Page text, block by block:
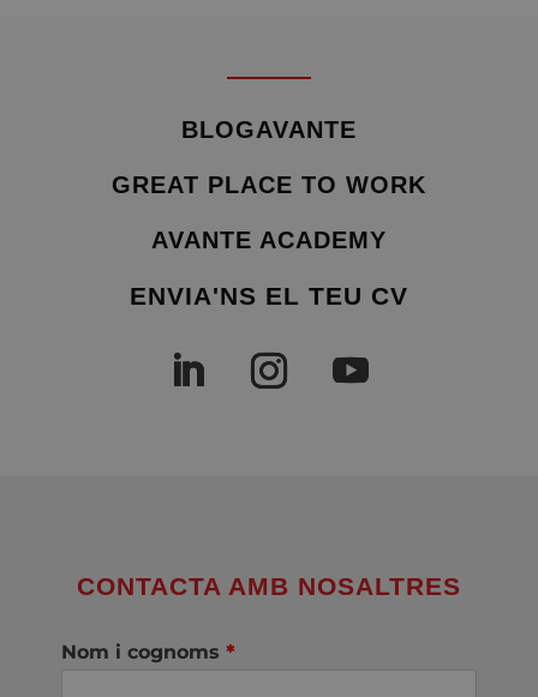
BLOGAVANTE
GREAT PLACE TO WORK
AVANTE ACADEMY
ENVIA'NS EL TEU CV
CONTACTA AMB NOSALTRES
Nom i cognoms *